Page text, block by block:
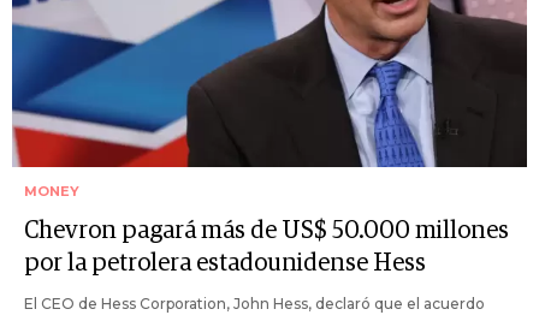
MONEY
Chevron pagará más de US$ 50.000 millones
por la petrolera estadounidense Hess
El CEO de Hess Corporation, John Hess, declaró que el acuerdo